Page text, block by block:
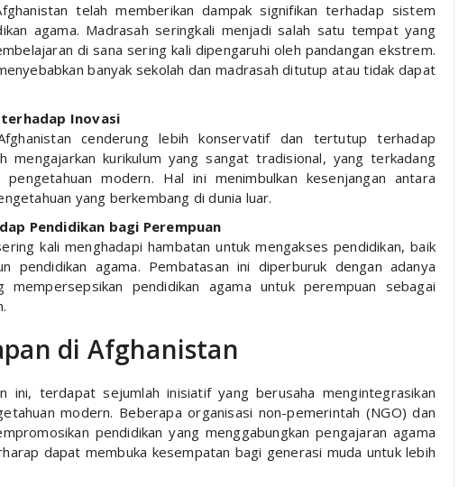
telah memberikan dampak signifikan terhadap sistem
agama. Madrasah seringkali menjadi salah satu tempat yang
di sana sering kali dipengaruhi oleh pandangan ekstrem.
banyak sekolah dan madrasah ditutup atau tidak dapat
Inovasi
cenderung lebih konservatif dan tertutup terhadap
mengajarkan kurikulum yang sangat tradisional, yang terkadang
modern. Hal ini menimbulkan kesenjangan antara
yang berkembang di dunia luar.
Pendidikan bagi Perempuan
kali menghadapi hambatan untuk mengakses pendidikan, baik
pendidikan agama. Pembatasan ini diperburuk dengan adanya
mempersepsikan pendidikan agama untuk perempuan sebagai
di Afghanistan
ini, terdapat sejumlah inisiatif yang berusaha mengintegrasikan
modern. Beberapa organisasi non-pemerintah (NGO) dan
pendidikan yang menggabungkan pengajaran agama
dapat membuka kesempatan bagi generasi muda untuk lebih